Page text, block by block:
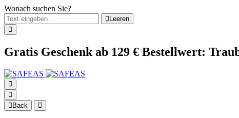
Wonach suchen Sie?
Leeren
Gratis Geschenk ab 129 € Bestellwert:
Back